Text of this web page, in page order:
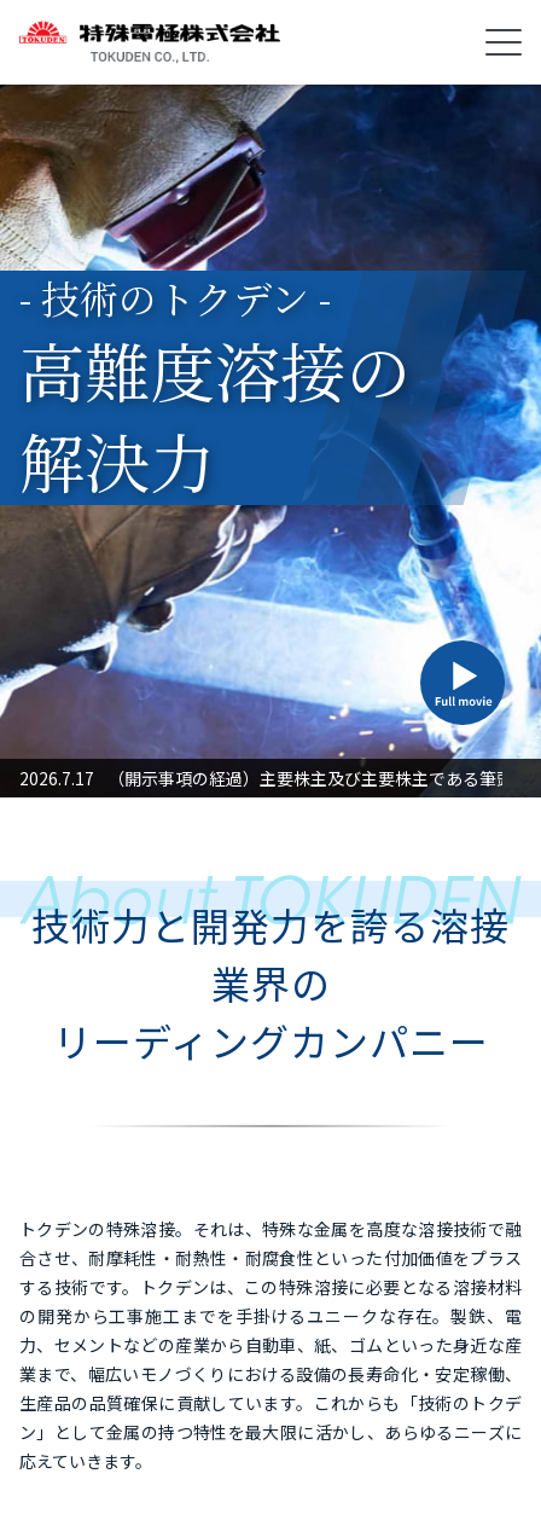
- 技術のトクデン -
高難度溶接の
解決力
対応」に関するお知らせ
2026.7.17 （開示事項の経過）主要株主及び主要株主である筆頭
技術力と開発力を誇る溶接
業界の
リーディングカンパニー
トクデンの特殊溶接。それは、特殊な金属を高度な溶接技術で融
合させ、耐摩耗性・耐熱性・耐腐食性といった付加価値をプラス
する技術です。トクデンは、この特殊溶接に必要となる溶接材料
の開発から工事施工までを手掛けるユニークな存在。製鉄、電
力、セメントなどの産業から自動車、紙、ゴムといった身近な産
業まで、幅広いモノづくりにおける設備の長寿命化・安定稼働、
生産品の品質確保に貢献しています。これからも「技術のトクデ
ン」として金属の持つ特性を最大限に活かし、あらゆるニーズに
応えていきます。